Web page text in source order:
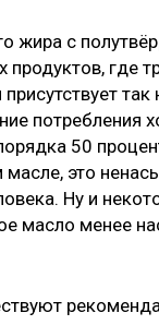
жира с
продуктов, где
потребления
50
это
Ну и
масло менее